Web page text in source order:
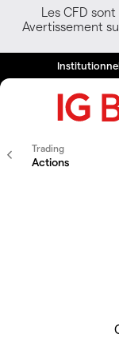
Les CFD
Avertissement
Trading
Actions